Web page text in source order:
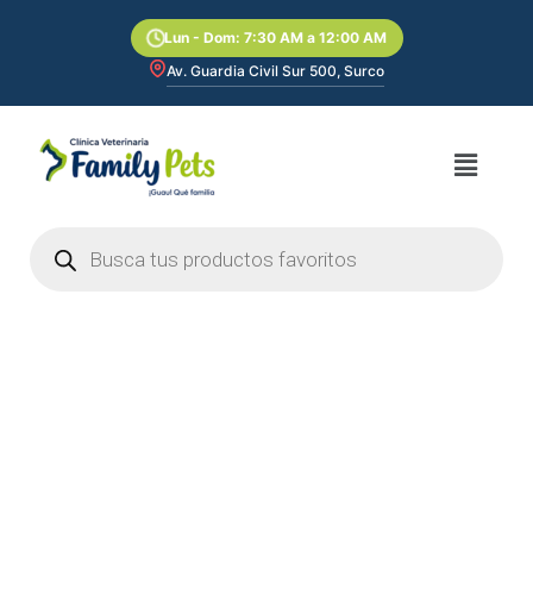
Lun - Dom: 7:30 AM a 12:00 AM
Av. Guardia Civil Sur 500, Surco
Menú
productos